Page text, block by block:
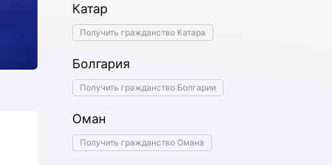
Катар
Получить гражданство Катара
Болгария
Получить гражданство Болгарии
Оман
Получить гражданство Омана